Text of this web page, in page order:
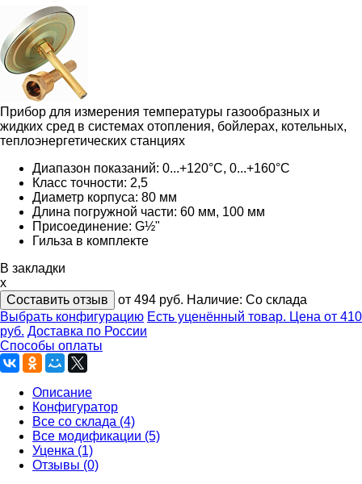
Прибор для измерения температуры газообразных и
жидких сред в системах отопления, бойлерах, котельных,
теплоэнергетических станциях
Диапазон показаний: 0...+120°C, 0...+160°C
Класс точности: 2,5
Диаметр корпуса: 80 мм
Длина погружной части: 60 мм, 100 мм
Присоединение: G½"
Гильза в комплекте
В закладки
x
Составить отзыв
от 494 руб. Наличие: Со склада
Выбрать конфигурацию Есть уценённый товар. Цена от 410
руб. Доставка по России
Способы оплаты
Описание
Конфигуратор
Все со склада (4)
Все модификации (5)
Уценка (1)
Отзывы (0)